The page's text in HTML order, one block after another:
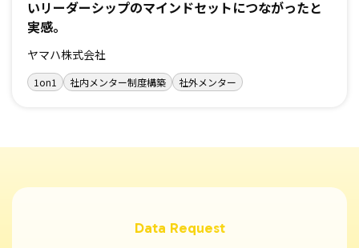
いリーダーシップのマインドセットにつながったと
実感。
ヤマハ株式会社
1on1 社内メンター制度構築 社外メンター